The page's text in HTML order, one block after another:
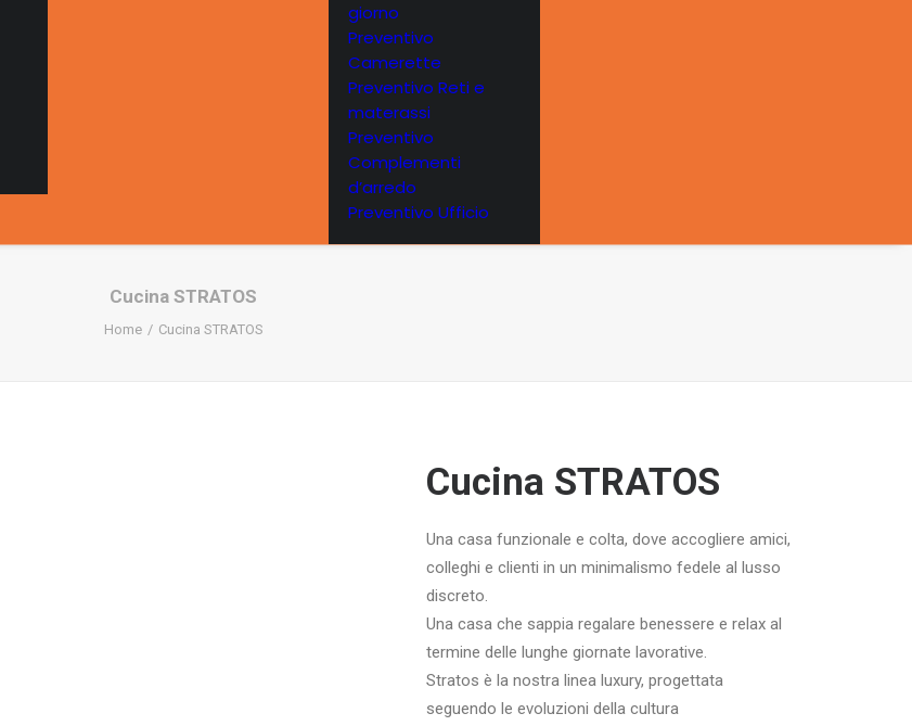
giorno
Preventivo
Camerette
Preventivo Reti e
materassi
Preventivo
Complementi
d’arredo
Preventivo Ufficio
Cucina STRATOS
Home Cucina STRATOS
Cucina STRATOS
Una casa funzionale e colta, dove accogliere amici,
colleghi e clienti in un minimalismo fedele al lusso
discreto.
Una casa che sappia regalare benessere e relax al
termine delle lunghe giornate lavorative.
Stratos è la nostra linea luxury, progettata
seguendo le evoluzioni della cultura